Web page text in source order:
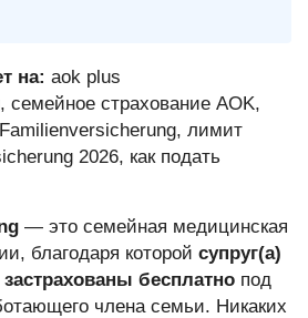
на: aok plus
семейное страхование AOK,
лимит
2026, как подать
— это семейная медицинская
благодаря которой супруг(а)
бесплатно под
члена семьи. Никаких